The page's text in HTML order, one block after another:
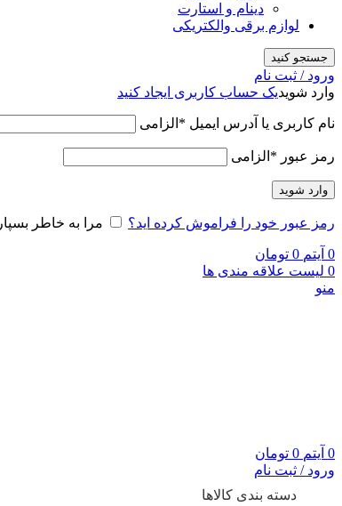
دینام و استارت
لوازم برقی والکتریکی
جستجو کنید
ورود / ثبت نام
وارد شویدیک حساب کاربری ایجاد کنید
نام کاربری یا آدرس ایمیل * الزامی
رمز عبور * الزامی
وارد شوید
رمز عبور خود را فراموش کرده اید؟ مرا به خاطر بسپار
0 آیتم 0 تومان
0 لیست علاقه مندی ها
منو
0 آیتم 0 تومان
ورود / ثبت نام
دسته بندی کالاها